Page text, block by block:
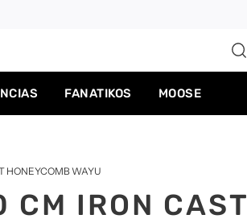
FANATIKOS MOOSE
HONEYCOMB WAYU
CM IRON CAST